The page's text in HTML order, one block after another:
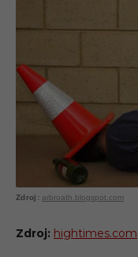
arbroath.blogspot.com
Zdroj: hightimes.com